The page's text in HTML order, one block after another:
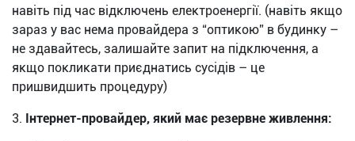
навіть під час відключень електроенергії. (навіть якщо
зараз у вас нема провайдера з “оптикою” в будинку –
не здавайтесь, залишайте запит на підключення, а
якщо покликати приєднатись сусідів – це
пришвидшить процедуру)
Інтернет-провайдер, який має резервне живлення: